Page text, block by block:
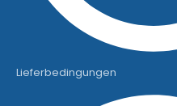
Lieferbedingungen